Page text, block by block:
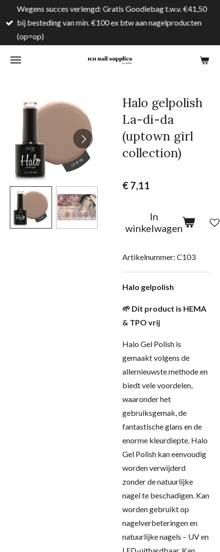
direct
naar
hoofdinhoud
Wegens succes verlengd: Gratis Goodiebag t.w.v. €41,50
bij besteding van min. €100 ex btw aan nagelproducten
(op=op)
Halo gelpolish
La-di-da
(uptown girl
collection)
€ 7,11
In
winkelwagen
Artikelnummer: C103
Halo gelpolish
🌱 Dit product is HEMA
& TPO vrij
Halo Gel Polish is
gemaakt volgens de
allernieuwste methode en
biedt vele voordelen,
waaronder het
gebruiksgemak, de
fantastische glans en de
enorme kleurdiepte. Halo
Gel Polish kan eenvoudig
worden verwijderd
zonder de natuurlijke
nagel te beschadigen. Kan
worden gebruikt op
nagelverbeteringen en
natuurlijke nagels – UV en